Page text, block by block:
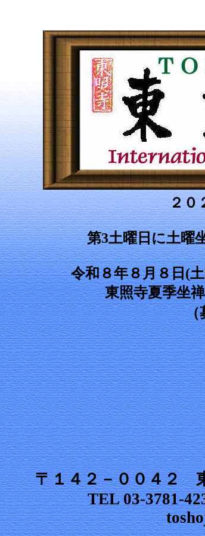
２０
第3土曜日に土曜
令和８年８月８日(
東照寺夏季坐
（
〒１４２－００４２
TEL 03-3781-